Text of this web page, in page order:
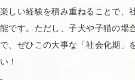
楽しい経験を積み重ねることで、
能です。ただし、子犬や子猫の場
で、ぜひこの大事な「社会化期」
い！